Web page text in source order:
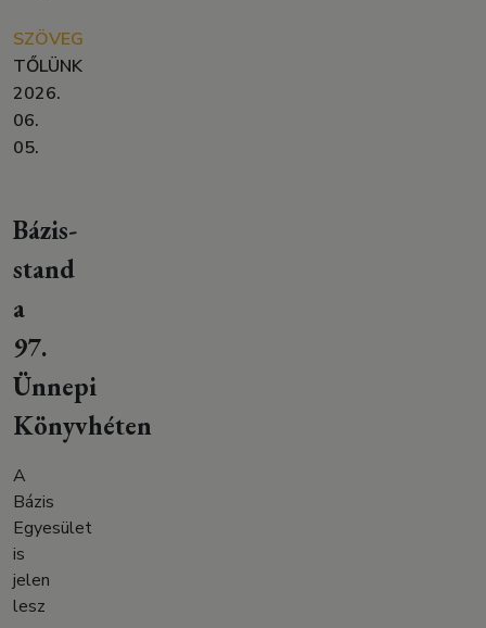
SZÖVEG
TŐLÜNK
2026.
06.
05.
Bázis-
stand
a
97.
Ünnepi
Könyvhéten
A
Bázis
Egyesület
is
jelen
lesz